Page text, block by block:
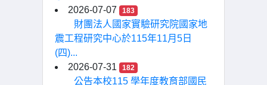
2026-07-07
183
財團法人國家實驗研究院國家地
震工程研究中心於115年11月5日
(四)...
2026-07-31
182
公告本校115 學年度教育部國民